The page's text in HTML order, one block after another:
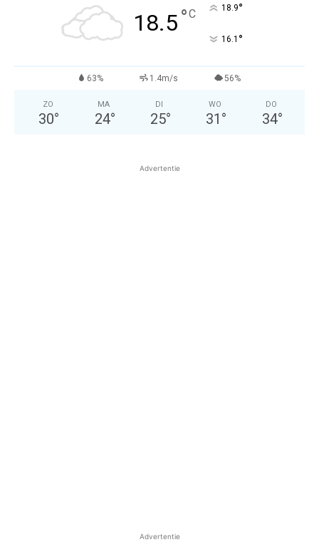
18.5°C 18.9°
16.1 °
63% 1.4m/s 56%
ZO
30°
MA
24°
DI
25°
WO
31 °
DO
34°
Advertentie
Advertentie